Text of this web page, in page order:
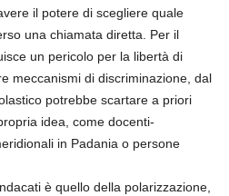
il potere di scegliere quale
una chiamata diretta. Per il
un pericolo per la libertà di
meccanismi di discriminazione, dal
potrebbe scartare a priori
idea, come docenti-
in Padania o persone
è quello della polarizzazione,